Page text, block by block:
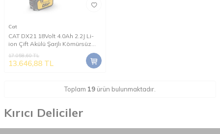
Cat
CAT DX21 18Volt 4.0Ah 2.2J Li-
ion Çift Akülü Şarjlı Kömürsüz
Profesyonel SDS-Plus Pnömatik
Kırıcı/Delici
17.058,60TL
13.646,88 TL
Toplam 19 ürün bulunmaktadır.
Kırıcı Deliciler